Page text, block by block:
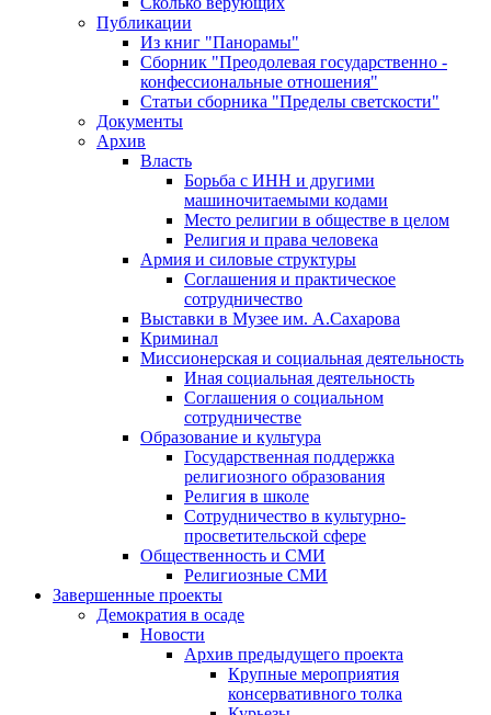
Публикации
Из книг "Панорамы"
Сборник "Преодолевая государственно -
конфессиональные отношения"
Статьи сборника "Пределы светскости"
Документы
Архив
Власть
Борьба с ИНН и другими
машиночитаемыми кодами
Место религии в обществе в целом
Религия и права человека
Армия и силовые структуры
Соглашения и практическое
сотрудничество
Выставки в Музее им. А.Сахарова
Криминал
Миссионерская и социальная деятельность
Иная социальная деятельность
Соглашения о социальном
сотрудничестве
Образование и культура
Государственная поддержка
религиозного образования
Религия в школе
Сотрудничество в культурно-
просветительской сфере
Общественность и СМИ
Религиозные СМИ
Завершенные проекты
Демократия в осаде
Новости
Архив предыдущего проекта
Крупные мероприятия
консервативного толка